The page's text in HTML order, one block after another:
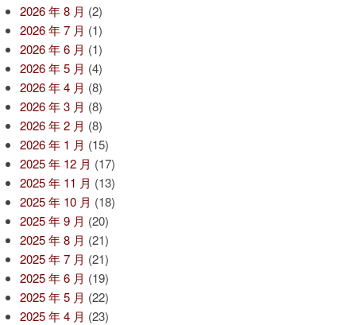
2026 年 8 月 (2)
2026 年 7 月 (1)
2026 年 6 月 (1)
2026 年 5 月 (4)
2026 年 4 月 (8)
2026 年 3 月 (8)
2026 年 2 月 (8)
2026 年 1 月 (15)
2025 年 12 月 (17)
2025 年 11 月 (13)
2025 年 10 月 (18)
2025 年 9 月 (20)
2025 年 8 月 (21)
2025 年 7 月 (21)
2025 年 6 月 (19)
2025 年 5 月 (22)
2025 年 4 月 (23)